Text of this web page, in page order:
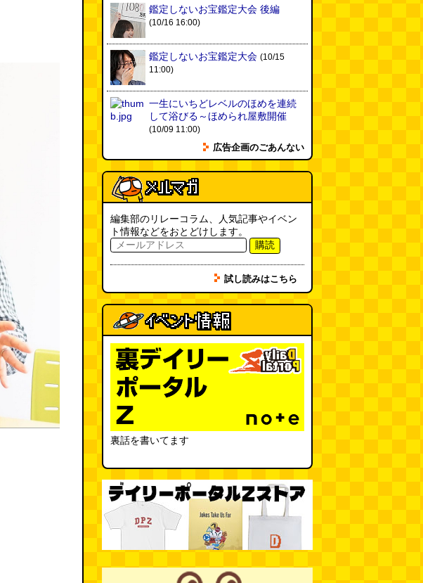
【大調査】現代人は普通に生活し
ていると一日に何曲聞くことにな
ベランダに咲いた小さな花
（2026.8.4 朝エッセイ/西村まさ
10:00)
SDカードのケチャップ和え / う
っかりデイリー 2026年8月1日号
(デイリーポータルZ) (08.03 17:00)
現役、コスモスの自販機
稿) (08.03 16:00)
取り残された木(ほり)
16:00)
「入力中…」の動きを対面の会話
(08.03 11:00)
ミンティアで汗がおさえられるの
は本当か
(べつやく れい) (08.03
11:00)
eco小（2026.8.3 朝エッセイと更
鑑定しないお宝鑑定大会 後編
(10/16 16:00)
鑑定しないお宝鑑定大会 (10/15
11:00)
一生にいちどレベルのほめを連続
して浴びる～ほめられ屋敷開催
(10/09 11:00)
広告企画のごあんない
編集部のリレーコラム、人気記事やイベン
ト情報などをおとどけします。
購読
試し読みはこちら
裏話を書いてます